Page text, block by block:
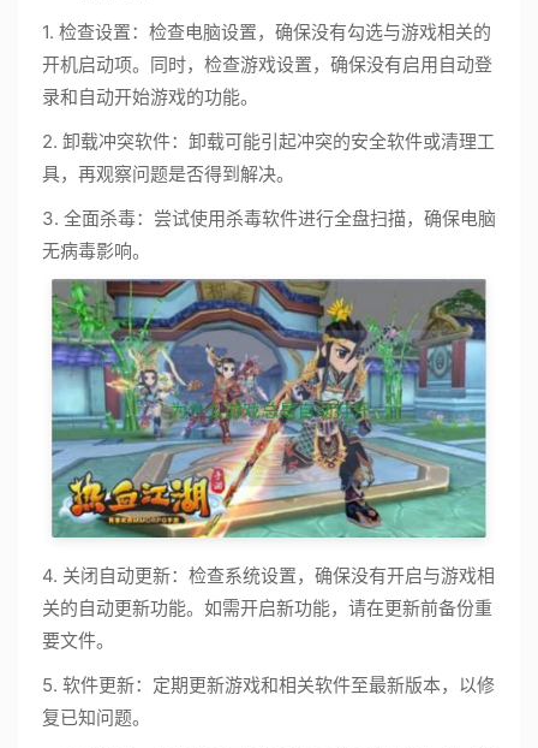
1. 检查设置：检查电脑设置，确保没有勾选与游戏相关的
开机启动项。同时，检查游戏设置，确保没有启用自动登
录和自动开始游戏的功能。
2. 卸载冲突软件：卸载可能引起冲突的安全软件或清理工
具，再观察问题是否得到解决。
3. 全面杀毒：尝试使用杀毒软件进行全盘扫描，确保电脑
无病毒影响。
4. 关闭自动更新：检查系统设置，确保没有开启与游戏相
关的自动更新功能。如需开启新功能，请在更新前备份重
要文件。
5. 软件更新：定期更新游戏和相关软件至最新版本，以修
复已知问题。